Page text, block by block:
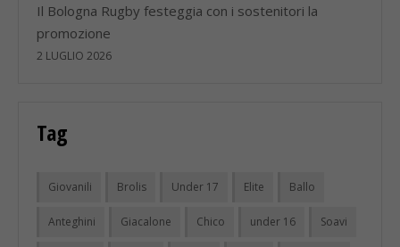
Il Bologna Rugby festeggia con i sostenitori la
promozione
2 LUGLIO 2026
Tag
Giovanili Brolis Under 17 Elite Ballo
Anteghini Giacalone Chico under 16 Soavi